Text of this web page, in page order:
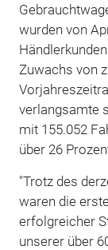
wurden von
Zuwachs von
verlangsamte
mit 155.052
über 26
"Trotz des
waren die
erfolgreicher
unserer über